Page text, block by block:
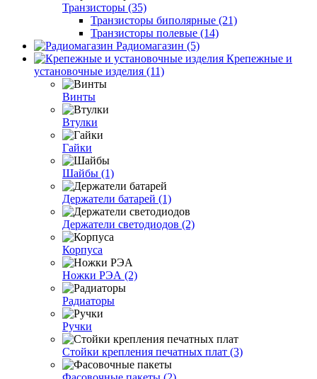
Транзисторы (35)
Транзисторы биполярные (21)
Транзисторы полевые (14)
Радиомагазин (5)
Крепежные и
установочные изделия (11)
Винты
Втулки
Гайки
Шайбы (1)
Держатели батарей (1)
Держатели светодиодов (2)
Корпуса
Ножки РЭА (2)
Радиаторы
Ручки
Стойки крепления печатных плат (3)